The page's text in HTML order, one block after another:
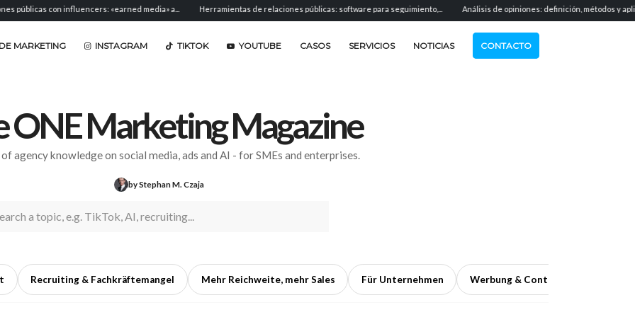
influencers: «earned media» a... Herramientas de relaciones públicas: software para seguimiento,... Análisis de opiniones: definición, métodos y aplicación...
MARKETING INSTAGRAM TIKTOK YOUTUBE CASOS SERVICIOS NOTICIAS CONTACTO
ONE Marketing Magazine
agency knowledge on social media, ads and AI - for SMEs and enterprises.
by Stephan M. Czaja
Recruiting & Fachkräftemangel Mehr Reichweite, mehr Sales Für Unternehmen Werbung & Content